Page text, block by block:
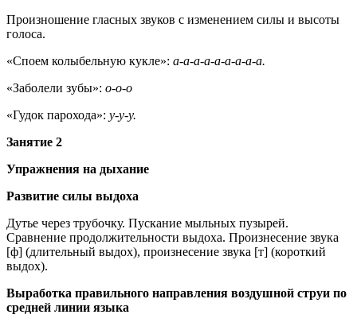
Произношение гласных звуков с изменением силы и высоты
голоса.
«Споем колыбельную кукле»: а-а-а-а-а-а-а-а-а.
«Заболели зубы»: о-о-о
«Гудок парохода»: у-у-у.
Занятие 2
Упражнения на дыхание
Развитие силы выдоха
Дутье через трубочку. Пускание мыльных пузырей.
Сравнение продолжительности выдоха. Произнесение звука
[ф] (длительный выдох), произнесение звука [т] (короткий
выдох).
Выработка правильного направления воздушной струи по
средней линии языка